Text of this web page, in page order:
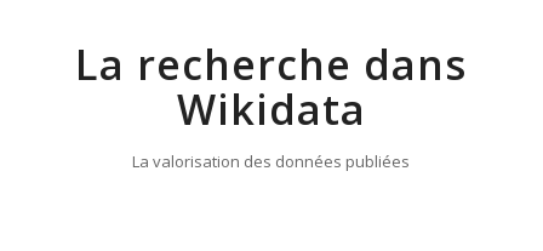
La recherche dans
Wikidata
La valorisation des données publiées